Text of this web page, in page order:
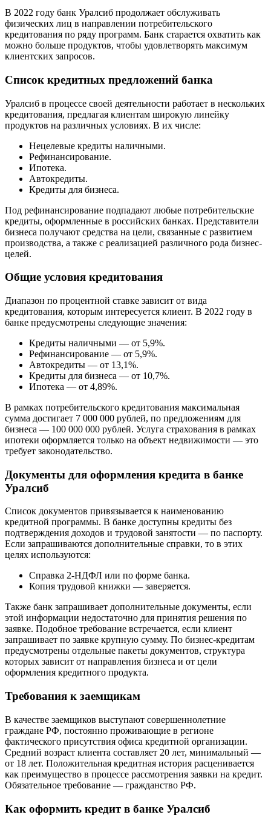
В 2022 году банк Уралсиб продолжает обслуживать
физических лиц в направлении потребительского
кредитования по ряду программ. Банк старается охватить как
можно больше продуктов, чтобы удовлетворять максимум
клиентских запросов.
Список кредитных предложений банка
Уралсиб в процессе своей деятельности работает в нескольких
кредитования, предлагая клиентам широкую линейку
продуктов на различных условиях. В их числе:
Нецелевые кредиты наличными.
Рефинансирование.
Ипотека.
Автокредиты.
Кредиты для бизнеса.
Под рефинансирование подпадают любые потребительские
кредиты, оформленные в российских банках. Представители
бизнеса получают средства на цели, связанные с развитием
производства, а также с реализацией различного рода бизнес-
целей.
Общие условия кредитования
Диапазон по процентной ставке зависит от вида
кредитования, которым интересуется клиент. В 2022 году в
банке предусмотрены следующие значения:
Кредиты наличными — от 5,9%.
Рефинансирование — от 5,9%.
Автокредиты — от 13,1%.
Кредиты для бизнеса — от 10,7%.
Ипотека — от 4,89%.
В рамках потребительского кредитования максимальная
сумма достигает 7 000 000 рублей, по предложениям для
бизнеса — 100 000 000 рублей. Услуга страхования в рамках
ипотеки оформляется только на объект недвижимости — это
требует законодательство.
Документы для оформления кредита в банке
Уралсиб
Список документов привязывается к наименованию
кредитной программы. В банке доступны кредиты без
подтверждения доходов и трудовой занятости — по паспорту.
Если запрашиваются дополнительные справки, то в этих
целях используются:
Справка 2-НДФЛ или по форме банка.
Копия трудовой книжки — заверяется.
Также банк запрашивает дополнительные документы, если
этой информации недостаточно для принятия решения по
заявке. Подобное требование встречается, если клиент
запрашивает по заявке крупную сумму. По бизнес-кредитам
предусмотрены отдельные пакеты документов, структура
которых зависит от направления бизнеса и от цели
оформления кредитного продукта.
Требования к заемщикам
В качестве заемщиков выступают совершеннолетние
граждане РФ, постоянно проживающие в регионе
фактического присутствия офиса кредитной организации.
Средний возраст клиента составляет 20 лет, минимальный —
от 18 лет. Положительная кредитная история расценивается
как преимущество в процессе рассмотрения заявки на кредит.
Обязательное требование — гражданство РФ.
Как оформить кредит в банке Уралсиб